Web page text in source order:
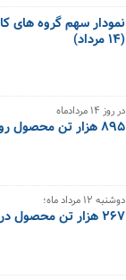
نمودار سهم گروه های
(۱۴ مرداد)
در روز ۱۴ مردادماه
۸۹۵ هزار تن محصول روی میز فروش می رود
دوشنبه ۱۲ مرداد ماه؛
۲۶۷ هزار تن محصول در بورس کالا معامله شد